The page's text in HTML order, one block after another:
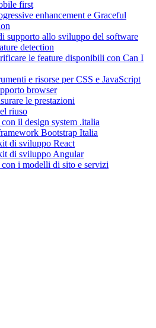
first
enhancement e Graceful
supporto allo sviluppo del software
detection
le feature disponibili con Can I
e risorse per CSS e JavaScript
browser
le prestazioni
riuso
il design system .italia
Bootstrap Italia
di sviluppo React
di sviluppo Angular
i modelli di sito e servizi